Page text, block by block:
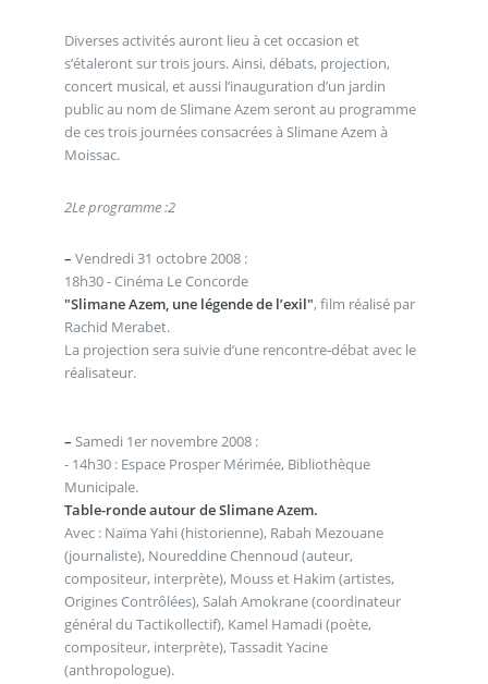
Diverses activités auront lieu à cet occasion et
s’étaleront sur trois jours. Ainsi, débats, projection,
concert musical, et aussi l’inauguration d’un jardin
public au nom de Slimane Azem seront au programme
de ces trois journées consacrées à Slimane Azem à
Moissac.
2Le programme :2
– Vendredi 31 octobre 2008 :
18h30 - Cinéma Le Concorde
"Slimane Azem, une légende de l’exil", film réalisé par
Rachid Merabet.
La projection sera suivie d’une rencontre-débat avec le
réalisateur.
– Samedi 1er novembre 2008 :
- 14h30 : Espace Prosper Mérimée, Bibliothèque
Municipale.
Table-ronde autour de Slimane Azem.
Avec : Naïma Yahi (historienne), Rabah Mezouane
(journaliste), Noureddine Chennoud (auteur,
compositeur, interprète), Mouss et Hakim (artistes,
Origines Contrôlées), Salah Amokrane (coordinateur
général du Tactikollectif), Kamel Hamadi (poète,
compositeur, interprète), Tassadit Yacine
(anthropologue).